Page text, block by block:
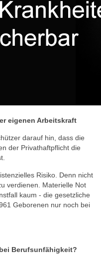
eigenen Arbeitskraft
darauf hin, dass die
der Privathaftpflicht die
Risiko. Denn nicht
verdienen. Materielle Not
kaum - die gesetzliche
Geborenen nur noch bei
Berufsunfähigkeit?